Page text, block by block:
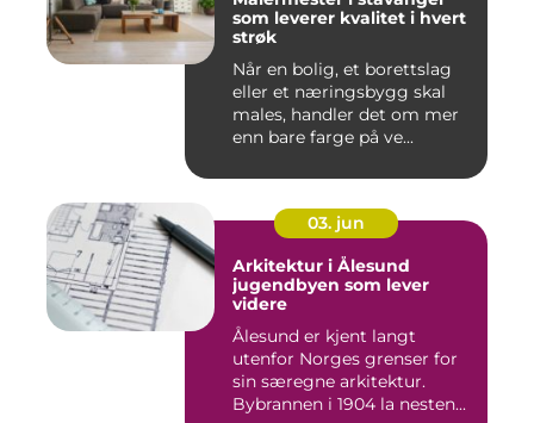
som leverer kvalitet i hvert
strøk
Når en bolig, et borettslag
eller et næringsbygg skal
males, handler det om mer
enn bare farge på ve...
03. jun
Arkitektur i Ålesund
jugendbyen som lever
videre
Ålesund er kjent langt
utenfor Norges grenser for
sin særegne arkitektur.
Bybrannen i 1904 la nesten...